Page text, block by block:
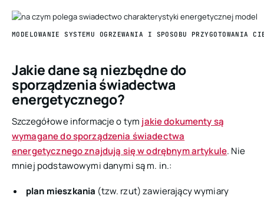
MODELOWANIE SYSTEMU OGRZEWANIA I SPOSOBU PRZYGOTOWANIA
Jakie dane są niezbędne do
sporządzenia świadectwa
energetycznego?
Szczegółowe informacje o tym jakie dokumenty są
wymagane do sporządzenia świadectwa
energetycznego znajdują się w odrębnym artykule. Nie
mniej podstawowymi danymi są m. in.:
plan mieszkania (tzw. rzut) zawierający wymiary